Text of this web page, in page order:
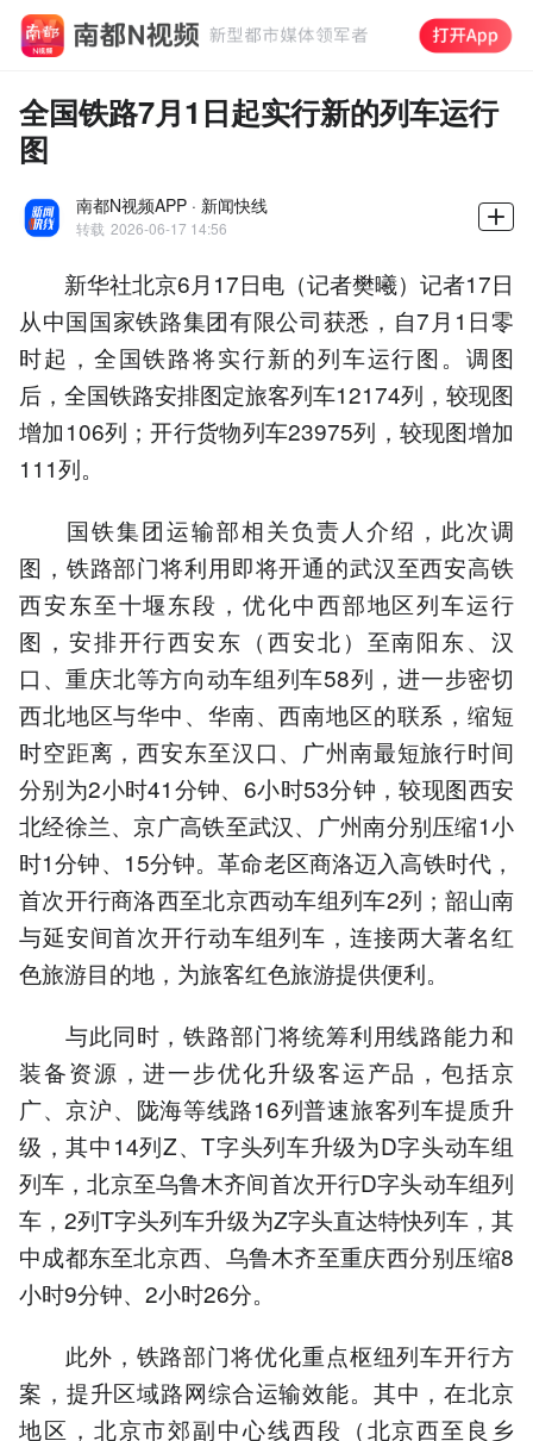
全国铁路7月1日起实行新的列车运行
图
南都N视频APP · 新闻快线
转载 2026-06-17 14:56
新华社北京6月17日电（记者樊曦）记者17日
从中国国家铁路集团有限公司获悉，自7月1日零
时起，全国铁路将实行新的列车运行图。调图
后，全国铁路安排图定旅客列车12174列，较现图
增加106列；开行货物列车23975列，较现图增加
111列。
国铁集团运输部相关负责人介绍，此次调
图，铁路部门将利用即将开通的武汉至西安高铁
西安东至十堰东段，优化中西部地区列车运行
图，安排开行西安东（西安北）至南阳东、汉
口、重庆北等方向动车组列车58列，进一步密切
西北地区与华中、华南、西南地区的联系，缩短
时空距离，西安东至汉口、广州南最短旅行时间
分别为2小时41分钟、6小时53分钟，较现图西安
北经徐兰、京广高铁至武汉、广州南分别压缩1小
时1分钟、15分钟。革命老区商洛迈入高铁时代，
首次开行商洛西至北京西动车组列车2列；韶山南
与延安间首次开行动车组列车，连接两大著名红
色旅游目的地，为旅客红色旅游提供便利。
与此同时，铁路部门将统筹利用线路能力和
装备资源，进一步优化升级客运产品，包括京
广、京沪、陇海等线路16列普速旅客列车提质升
级，其中14列Z、T字头列车升级为D字头动车组
列车，北京至乌鲁木齐间首次开行D字头动车组列
车，2列T字头列车升级为Z字头直达特快列车，其
中成都东至北京西、乌鲁木齐至重庆西分别压缩8
小时9分钟、2小时26分。
此外，铁路部门将优化重点枢纽列车开行方
案，提升区域路网综合运输效能。其中，在北京
地区，北京市郊副中心线西段（北京西至良乡